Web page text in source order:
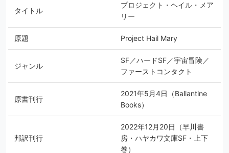
タイトル
プロジェクト・ヘイル・メア
リー
原題 Project Hail Mary
ジャンル
SF／ハードSF／宇宙冒険／
ファーストコンタクト
原書刊行
2021年5月4日（Ballantine
Books）
邦訳刊行
2022年12月20日（早川書
房・ハヤカワ文庫SF・上下
巻）